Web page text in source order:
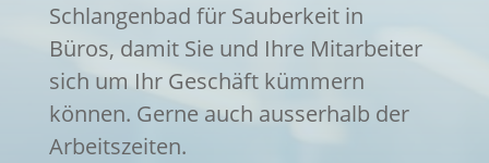
Schlangenbad für Sauberkeit in
Büros, damit Sie und Ihre Mitarbeiter
sich um Ihr Geschäft kümmern
können. Gerne auch ausserhalb der
Arbeitszeiten.